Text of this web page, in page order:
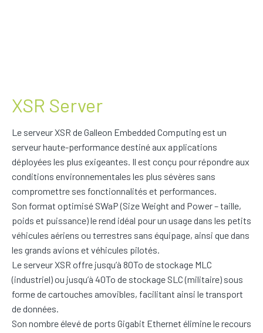
XSR Server
Le serveur XSR de Galleon Embedded Computing est un
serveur haute-performance destiné aux applications
déployées les plus exigeantes. Il est conçu pour répondre aux
conditions environnementales les plus sévères sans
compromettre ses fonctionnalités et performances.
Son format optimisé SWaP (Size Weight and Power – taille,
poids et puissance) le rend idéal pour un usage dans les petits
véhicules aériens ou terrestres sans équipage, ainsi que dans
les grands avions et véhicules pilotés.
Le serveur XSR offre jusqu’à 80To de stockage MLC
(industriel) ou jusqu’à 40To de stockage SLC (militaire) sous
forme de cartouches amovibles, facilitant ainsi le transport
de données.
Son nombre élevé de ports Gigabit Ethernet élimine le recours